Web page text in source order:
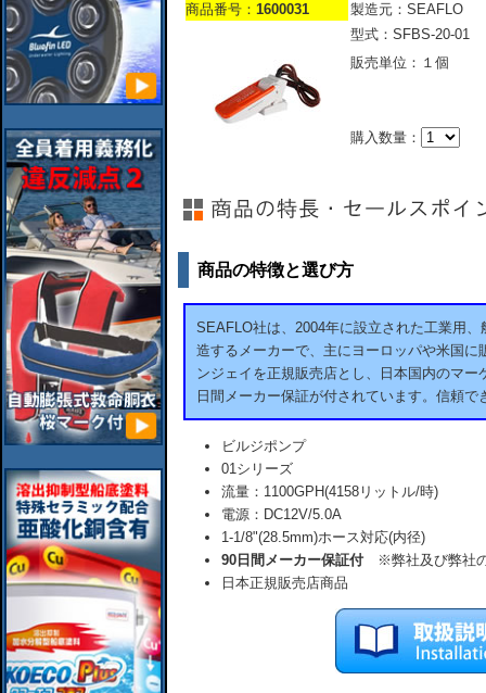
商品番号： 1600031
製造元：SEAFLO
型式：SFBS-20-01
販売単位：１個
購入数量：
商品の特徴と選び方
SEAFLO社は、2004年に設立された工業用
造するメーカーで、主にヨーロッパや米国
ンジェイを正規販売店とし、日本国内のマ
日間メーカー保証が付されています。信頼で
ビルジポンプ
01シリーズ
流量：1100GPH(4158リットル/時)
電源：DC12V/5.0A
1-1/8"(28.5mm)ホース対応(内径)
90日間メーカー保証付※弊社及び弊社の
日本正規販売店商品